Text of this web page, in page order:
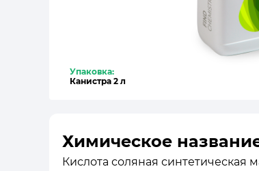
Упаковка:
Канистра 2 л
Химическое
Кислота соляная синтетическая